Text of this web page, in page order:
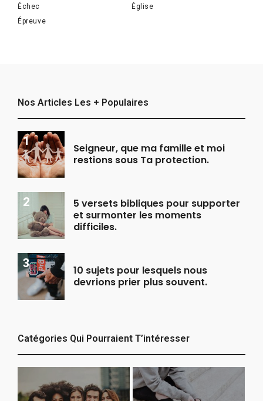
Échec
Église
Épreuve
Nos Articles Les + Populaires
Seigneur, que ma famille et moi
restions sous Ta protection.
5 versets bibliques pour supporter
et surmonter les moments
difficiles.
10 sujets pour lesquels nous
devrions prier plus souvent.
Catégories Qui Pourraient T’intéresser